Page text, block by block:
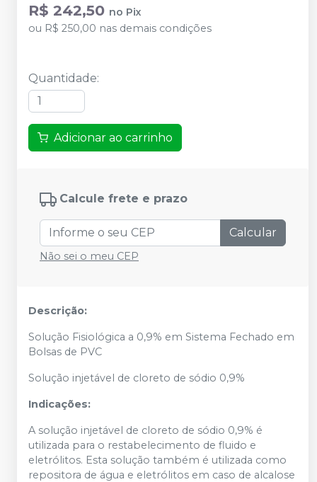
R$ 242,50 no Pix
ou R$ 250,00 nas demais condições
Quantidade:
Adicionar ao carrinho
Calcule frete e prazo
Calcular
Não sei o meu CEP
Descrição:
Solução Fisiológica a 0,9% em Sistema Fechado em
Bolsas de PVC
Solução injetável de cloreto de sódio 0,9%
Indicações:
A solução injetável de cloreto de sódio 0,9% é
utilizada para o restabelecimento de fluido e
eletrólitos. Esta solução também é utilizada como
repositora de água e eletrólitos em caso de alcalose